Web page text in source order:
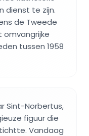
dienst te zijn.
de Tweede
tussen 1958
Sint-Norbertus,
figuur die
Vandaag